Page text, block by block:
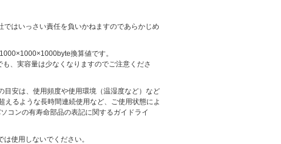
はいっさい責任を負いかねますのであらかじめ
換算値です。
、実容量は少なくなりますのでご注意くださ
安は、使用頻度や使用環境（温湿度など）など
るような長時間連続使用など、ご使用状態によ
コンの有寿命部品の表記に関するガイドライ
使用しないでください。